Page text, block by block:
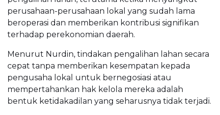
perusahaan-perusahaan lokal yang sudah lama
beroperasi dan memberikan kontribusi signifikan
terhadap perekonomian daerah.
Menurut Nurdin, tindakan pengalihan lahan secara
cepat tanpa memberikan kesempatan kepada
pengusaha lokal untuk bernegosiasi atau
mempertahankan hak kelola mereka adalah
bentuk ketidakadilan yang seharusnya tidak terjadi.